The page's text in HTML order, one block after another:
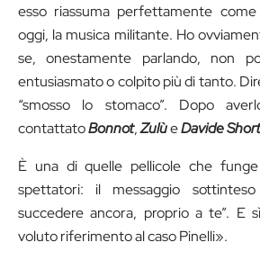
esso riassuma perfettamente
oggi, la musica militante. Ho
se, onestamente parlando, non
entusiasmato o colpito più di tanto.
“smosso lo stomaco”. Dopo
contattatoBonnot,ZulùeDavide
È una di quelle pellicole che
spettatori: il messaggio
succedere ancora, proprio a te”. E
voluto riferimento al caso Pinelli».